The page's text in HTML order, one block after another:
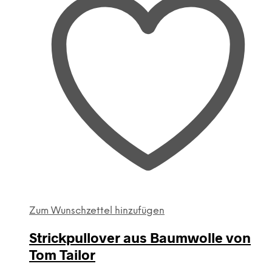
Die
Optionen
Zum Wunschzettel hinzufügen
Strickpullover aus Baumwolle von
Tom Tailor